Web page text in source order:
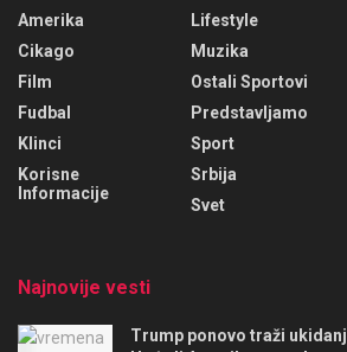
Amerika
Cikago
Film
Fudbal
Klinci
Korisne
Informacije
Lifestyle
Muzika
Ostali Sportovi
Predstavljamo
Sport
Srbija
Svet
Najnovije vesti
Trump ponovo traži